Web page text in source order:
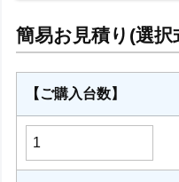
【ご購入台数】